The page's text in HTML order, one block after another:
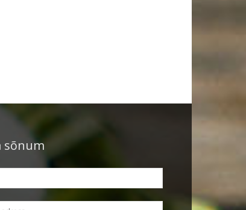
sõnum